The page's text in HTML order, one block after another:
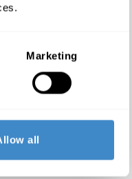
Marketing
all